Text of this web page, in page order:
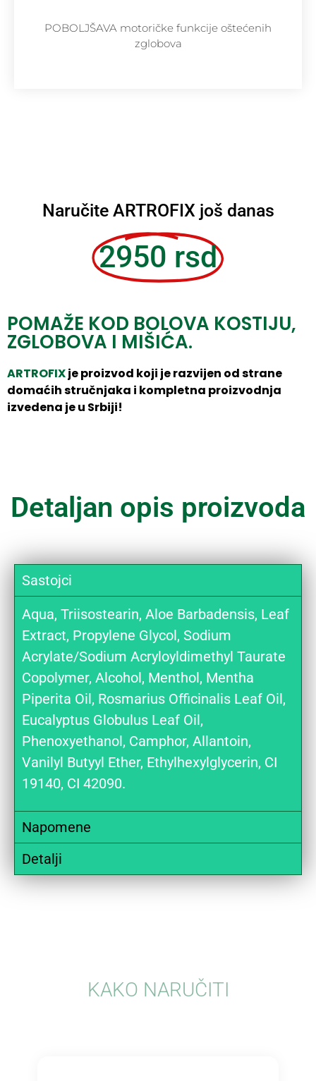
POBOLJŠAVA motoričke funkcije oštećenih
zglobova
Naručite ARTROFIX još danas
2950 rsd
POMAŽE KOD BOLOVA KOSTIJU,
ZGLOBOVA I MIŠIĆA.
ARTROFIXje proizvod koji je razvijen od strane
domaćih stručnjaka i kompletna proizvodnja
izvedena je u Srbiji!
Detaljan opis proizvoda
Sastojci
Aqua, Triisostearin, Aloe Barbadensis, Leaf
Extract, Propylene Glycol, Sodium
Acrylate/Sodium Acryloyldimethyl Taurate
Copolymer, Alcohol, Menthol, Mentha
Piperita Oil, Rosmarius Officinalis Leaf Oil,
Eucalyptus Globulus Leaf Oil,
Phenoxyethanol, Camphor, Allantoin,
Vanilyl Butyyl Ether, Ethylhexylglycerin, CI
19140, CI 42090.
Napomene
Detalji
KAKO NARUČITI​